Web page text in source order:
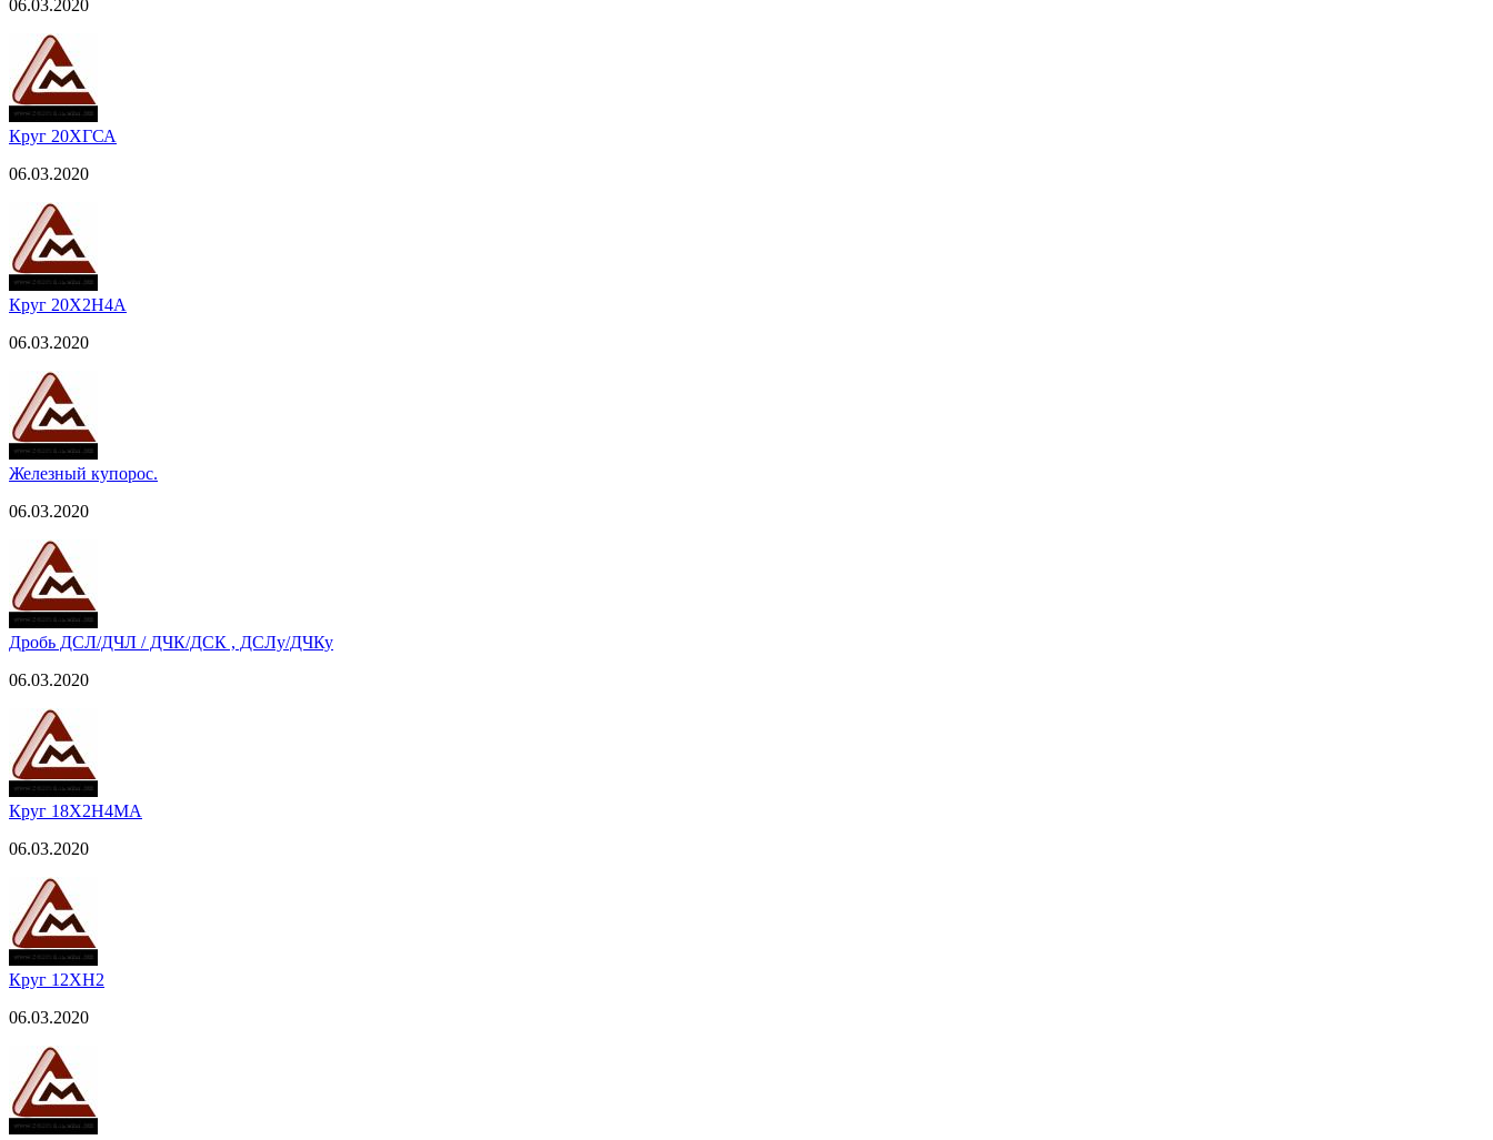
06.03.2020
Круг 20ХГСА
06.03.2020
Круг 20Х2Н4А
06.03.2020
Железный купорос.
06.03.2020
Дробь ДСЛ/ДЧЛ / ДЧК/ДСК , ДСЛу/ДЧКу
06.03.2020
Круг 18Х2Н4МА
06.03.2020
Круг 12ХН2
06.03.2020